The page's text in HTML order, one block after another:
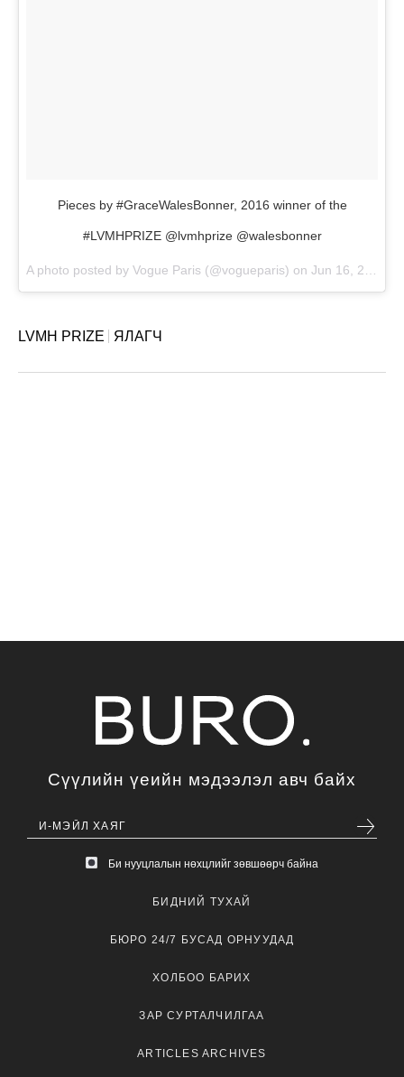
Pieces by #GraceWalesBonner, 2016 winner of the
#LVMHPRIZE @lvmhprize @walesbonner
A photo posted by Vogue Paris (@vogueparis) on Jun 16, 2016 at 6:24am PDT
LVMH PRIZE ЯЛАГЧ
Сүүлийн үеийн мэдээлэл авч байх
Би нууцлалын нөхцлийг зөвшөөрч байна
БИДНИЙ ТУХАЙ
БЮРО 24/7 БУСАД ОРНУУДАД
ХОЛБОО БАРИХ
ЗАР СУРТАЛЧИЛГАА
ARTICLES ARCHIVES